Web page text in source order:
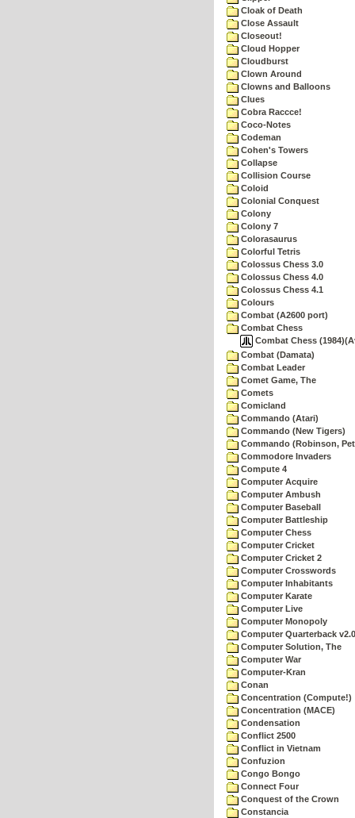
Cloak of Death
Close Assault
Closeout!
Cloud Hopper
Cloudburst
Clown Around
Clowns and Balloons
Clues
Cobra Raccce!
Coco-Notes
Codeman
Cohen's Towers
Collapse
Collision Course
Coloid
Colonial Conquest
Colony
Colony 7
Colorasaurus
Colorful Tetris
Colossus Chess 3.0
Colossus Chess 4.0
Colossus Chess 4.1
Colours
Combat (A2600 port)
Combat Chess
Combat Chess
Combat (Damata)
Combat Leader
Comet Game, The
Comets
Comicland
Commando (Atari)
Commando (New Tigers)
Commando (Robinson,
Commodore Invaders
Compute 4
Computer Acquire
Computer Ambush
Computer Baseball
Computer Battleship
Computer Chess
Computer Cricket
Computer Cricket 2
Computer Crosswords
Computer Inhabitants
Computer Karate
Computer Live
Computer Monopoly
Computer Quarterback v2.0
Computer Solution, The
Computer War
Computer-Kran
Conan
Concentration (Compute!)
Concentration (MACE)
Condensation
Conflict 2500
Conflict in Vietnam
Confuzion
Congo Bongo
Connect Four
Conquest of the Crown
Constancia